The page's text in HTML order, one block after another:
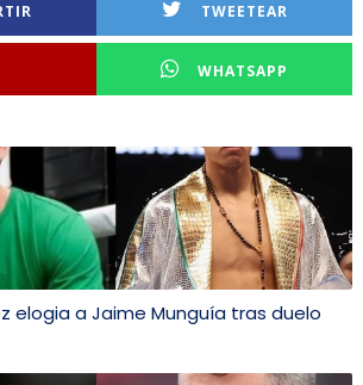
TWEETEAR
WHATSAPP
elogia a Jaime Munguía tras duelo